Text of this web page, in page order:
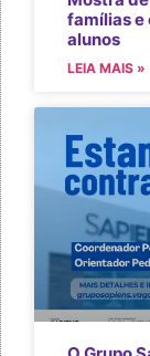
famílias e
alunos
LEIA MAIS »